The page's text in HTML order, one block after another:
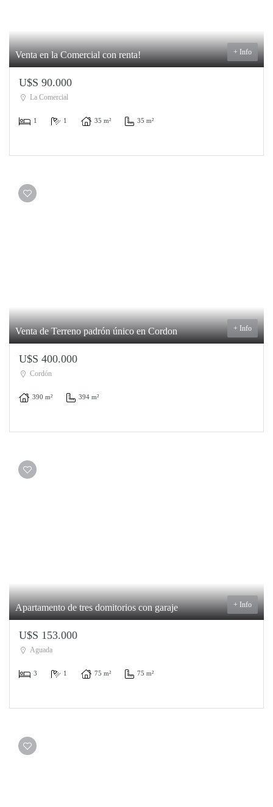
Venta en la Comercial con renta! + Info
U$S 90.000
La Comercial
1 1 35 m² 35 m²
Venta de Terreno padrón único en Cordon + Info
U$S 400.000
Cordón
390 m² 394 m²
Apartamento de tres domitorios con garaje + Info
U$S 153.000
Aguada
3 1 75 m² 75 m²